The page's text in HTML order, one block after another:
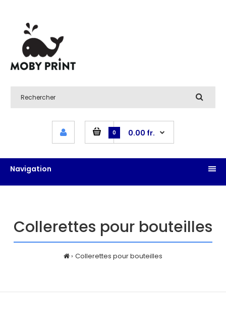
0 0.00 fr.
Navigation
Collerettes pour bouteilles
Collerettes pour bouteilles